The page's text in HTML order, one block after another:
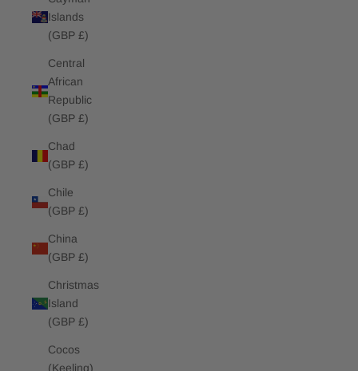
Islands
(GBP £)
Central
African
Republic
(GBP £)
Chad
(GBP £)
Chile
(GBP £)
China
(GBP £)
Christmas
Island
(GBP £)
Cocos
(Keeling)